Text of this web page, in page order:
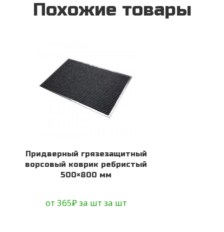
Похожие товары
Придверный грязезащитный
ворсовый коврик ребристый
500×800 мм
от 365₽за шт за шт